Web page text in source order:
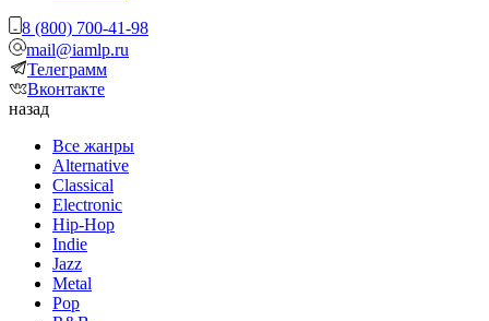
8 (800) 700-41-98
mail@iamlp.ru
Телеграмм
Вконтакте
назад
Все жанры
Alternative
Classical
Electronic
Hip-Hop
Indie
Jazz
Metal
Pop